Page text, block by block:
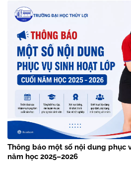
Thông báo một số nội dung phục
năm học 2025–2026